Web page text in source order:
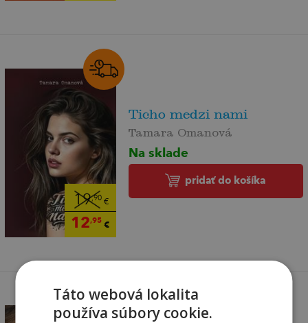
19,90€
12,95€
Ticho medzi nami
Tamara Omanová
Na sklade
pridať do košíka
Táto webová lokalita
používa súbory cookie.